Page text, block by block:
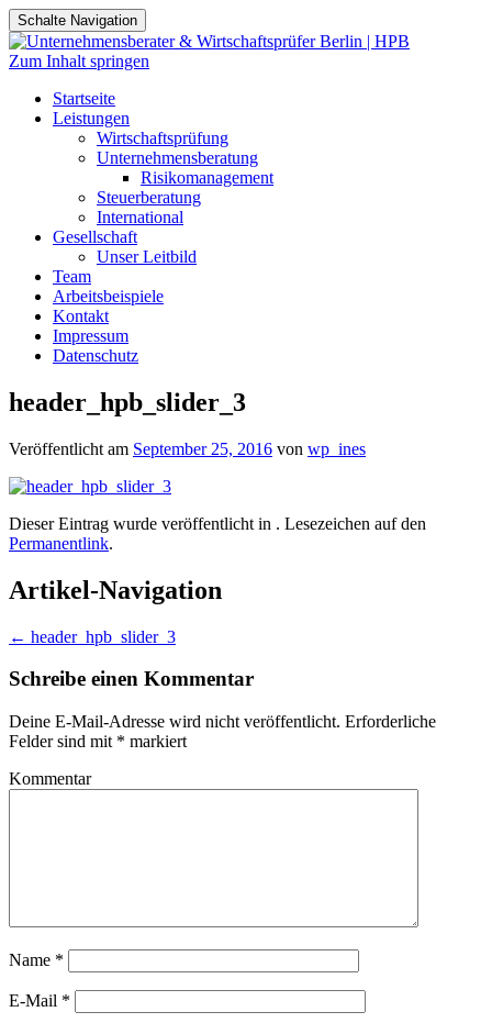
Schalte Navigation
Zum Inhalt springen
Startseite
Leistungen
Wirtschaftsprüfung
Unternehmensberatung
Risikomanagement
Steuerberatung
International
Gesellschaft
Unser Leitbild
Team
Arbeitsbeispiele
Kontakt
Impressum
Datenschutz
header_hpb_slider_3
Veröffentlicht am September 25, 2016 von wp_ines
Dieser Eintrag wurde veröffentlicht in . Lesezeichen auf den
Permanentlink.
Artikel-Navigation
← header_hpb_slider_3
Schreibe einen Kommentar
Deine E-Mail-Adresse wird nicht veröffentlicht. Erforderliche
Felder sind mit * markiert
Kommentar
Name *
E-Mail *